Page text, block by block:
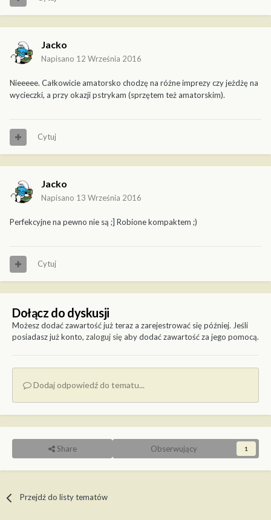
Jacko
Napisano 12 Września 2016
Nieeeee. Całkowicie amatorsko chodzę na różne imprezy czy jeżdżę na
wycieczki, a przy okazji pstrykam (sprzętem też amatorskim).
Cytuj
Jacko
Napisano 13 Września 2016
Perfekcyjne na pewno nie są ;] Robione kompaktem ;)
Cytuj
Dołącz do dyskusji
Możesz dodać zawartość już teraz a zarejestrować się później. Jeśli
posiadasz już konto, zaloguj sięaby dodać zawartość za jego pomocą.
Dodaj odpowiedź do tematu...
Share Obserwujący 1
Przejdź do listy tematów